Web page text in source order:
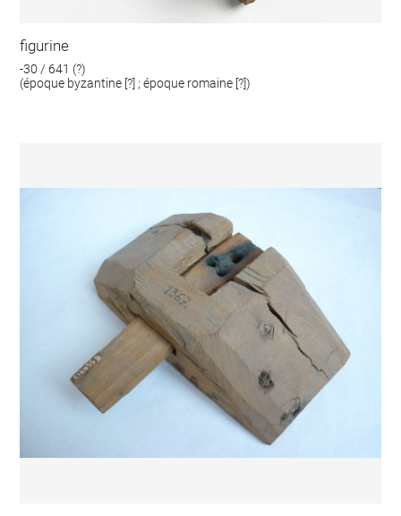
figurine
-30 / 641 (?)
(époque byzantine [?] ; époque romaine [?])